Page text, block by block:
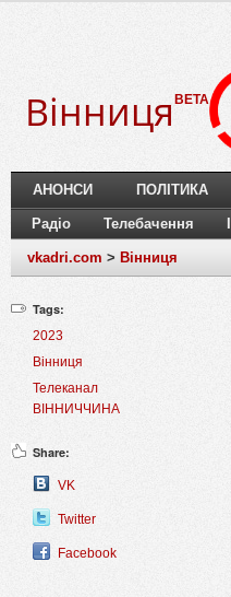
Вінниця BETA
АНОНСИ ПОЛІТИКА
Радіо Телебачення
vkadri.com > Вінниця
Tags:
2023
Вінниця
Телеканал
ВІННИЧЧИНА
Share:
VK
Twitter
Facebook